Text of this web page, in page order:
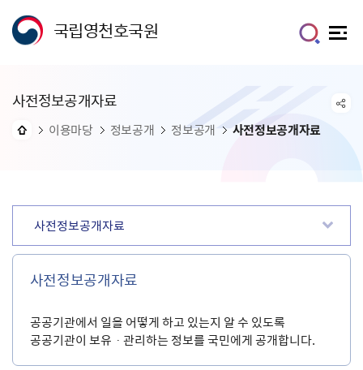
국립영천호국원
사전정보공개자료
이용마당 정보공개 정보공개 사전정보공개자료
사전정보공개자료
사전정보공개자료
공공기관에서 일을 어떻게 하고 있는지 알 수 있도록
공공기관이 보유ㆍ관리하는 정보를 국민에게 공개합니다.